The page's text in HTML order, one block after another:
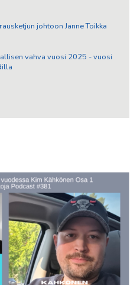
johtoon Janne Toikka
vahva vuosi 2025 - vuosi